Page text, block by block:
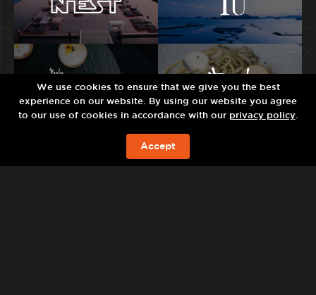
จองห้องพัก
We use cookies to ensure that we give you the best
experience on our website. By using our website you agree
to our use of cookies in accordance with our privacy policy.
Accept